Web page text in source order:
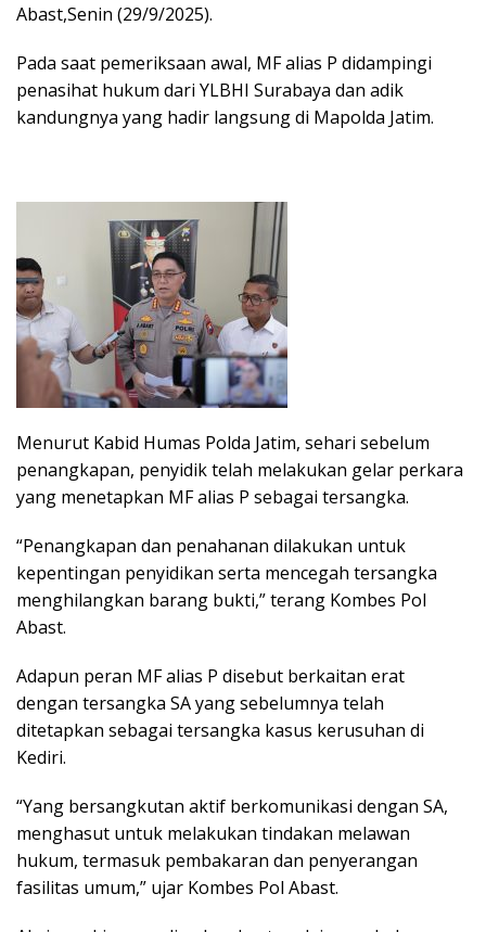
Abast,Senin (29/9/2025).
Pada saat pemeriksaan awal, MF alias P didampingi
penasihat hukum dari YLBHI Surabaya dan adik
kandungnya yang hadir langsung di Mapolda Jatim.
Menurut Kabid Humas Polda Jatim, sehari sebelum
penangkapan, penyidik telah melakukan gelar perkara
yang menetapkan MF alias P sebagai tersangka.
“Penangkapan dan penahanan dilakukan untuk
kepentingan penyidikan serta mencegah tersangka
menghilangkan barang bukti,” terang Kombes Pol
Abast.
Adapun peran MF alias P disebut berkaitan erat
dengan tersangka SA yang sebelumnya telah
ditetapkan sebagai tersangka kasus kerusuhan di
Kediri.
“Yang bersangkutan aktif berkomunikasi dengan SA,
menghasut untuk melakukan tindakan melawan
hukum, termasuk pembakaran dan penyerangan
fasilitas umum,” ujar Kombes Pol Abast.